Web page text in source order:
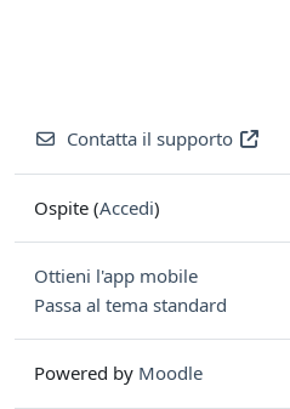
Contatta il supporto
Ospite (Accedi)
Ottieni l'app mobile
Passa al tema standard
Powered by Moodle